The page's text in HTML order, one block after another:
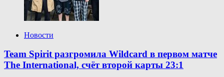
Новости
Team Spirit разгромила Wildcard в первом матче
The International, счёт второй карты 23:1